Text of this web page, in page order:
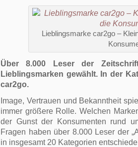
Lieblingsmarke car2go –
Über 8.000 Leser der
Lieblingsmarken gewählt. In der
car2go.
Image, Vertrauen und Bekanntheit
immer größere Rolle. Welchen
der Gunst der Konsumenten rund
Fragen haben über 8.000 Leser der
in insgesamt 20 Kategorien